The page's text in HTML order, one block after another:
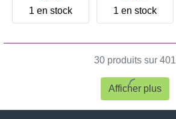
1 en stock 1 en stock
30 produits sur 401
Afficher plus